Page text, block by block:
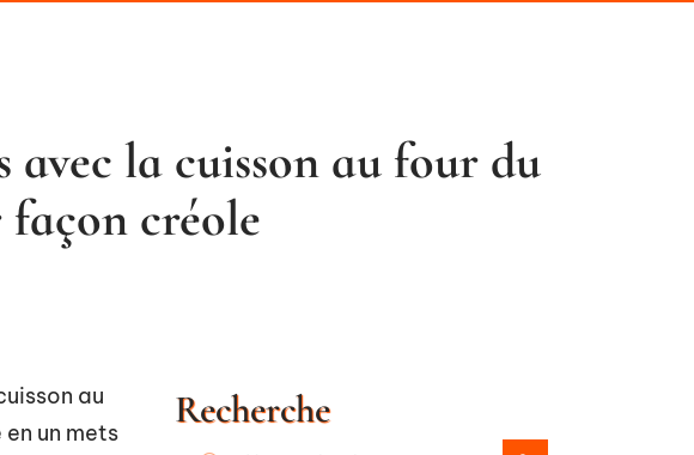
avec la cuisson au four du
créole
au
un mets
Recherche